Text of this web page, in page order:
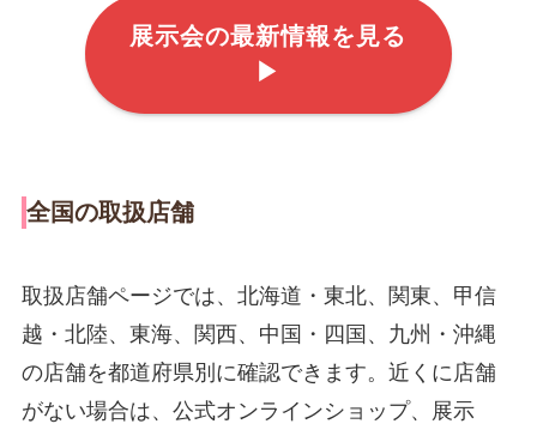
展示会の最新情報を見る
▶
全国の取扱店舗
取扱店舗ページでは、北海道・東北、関東、甲信
越・北陸、東海、関西、中国・四国、九州・沖縄
の店舗を都道府県別に確認できます。近くに店舗
がない場合は、公式オンラインショップ、展示